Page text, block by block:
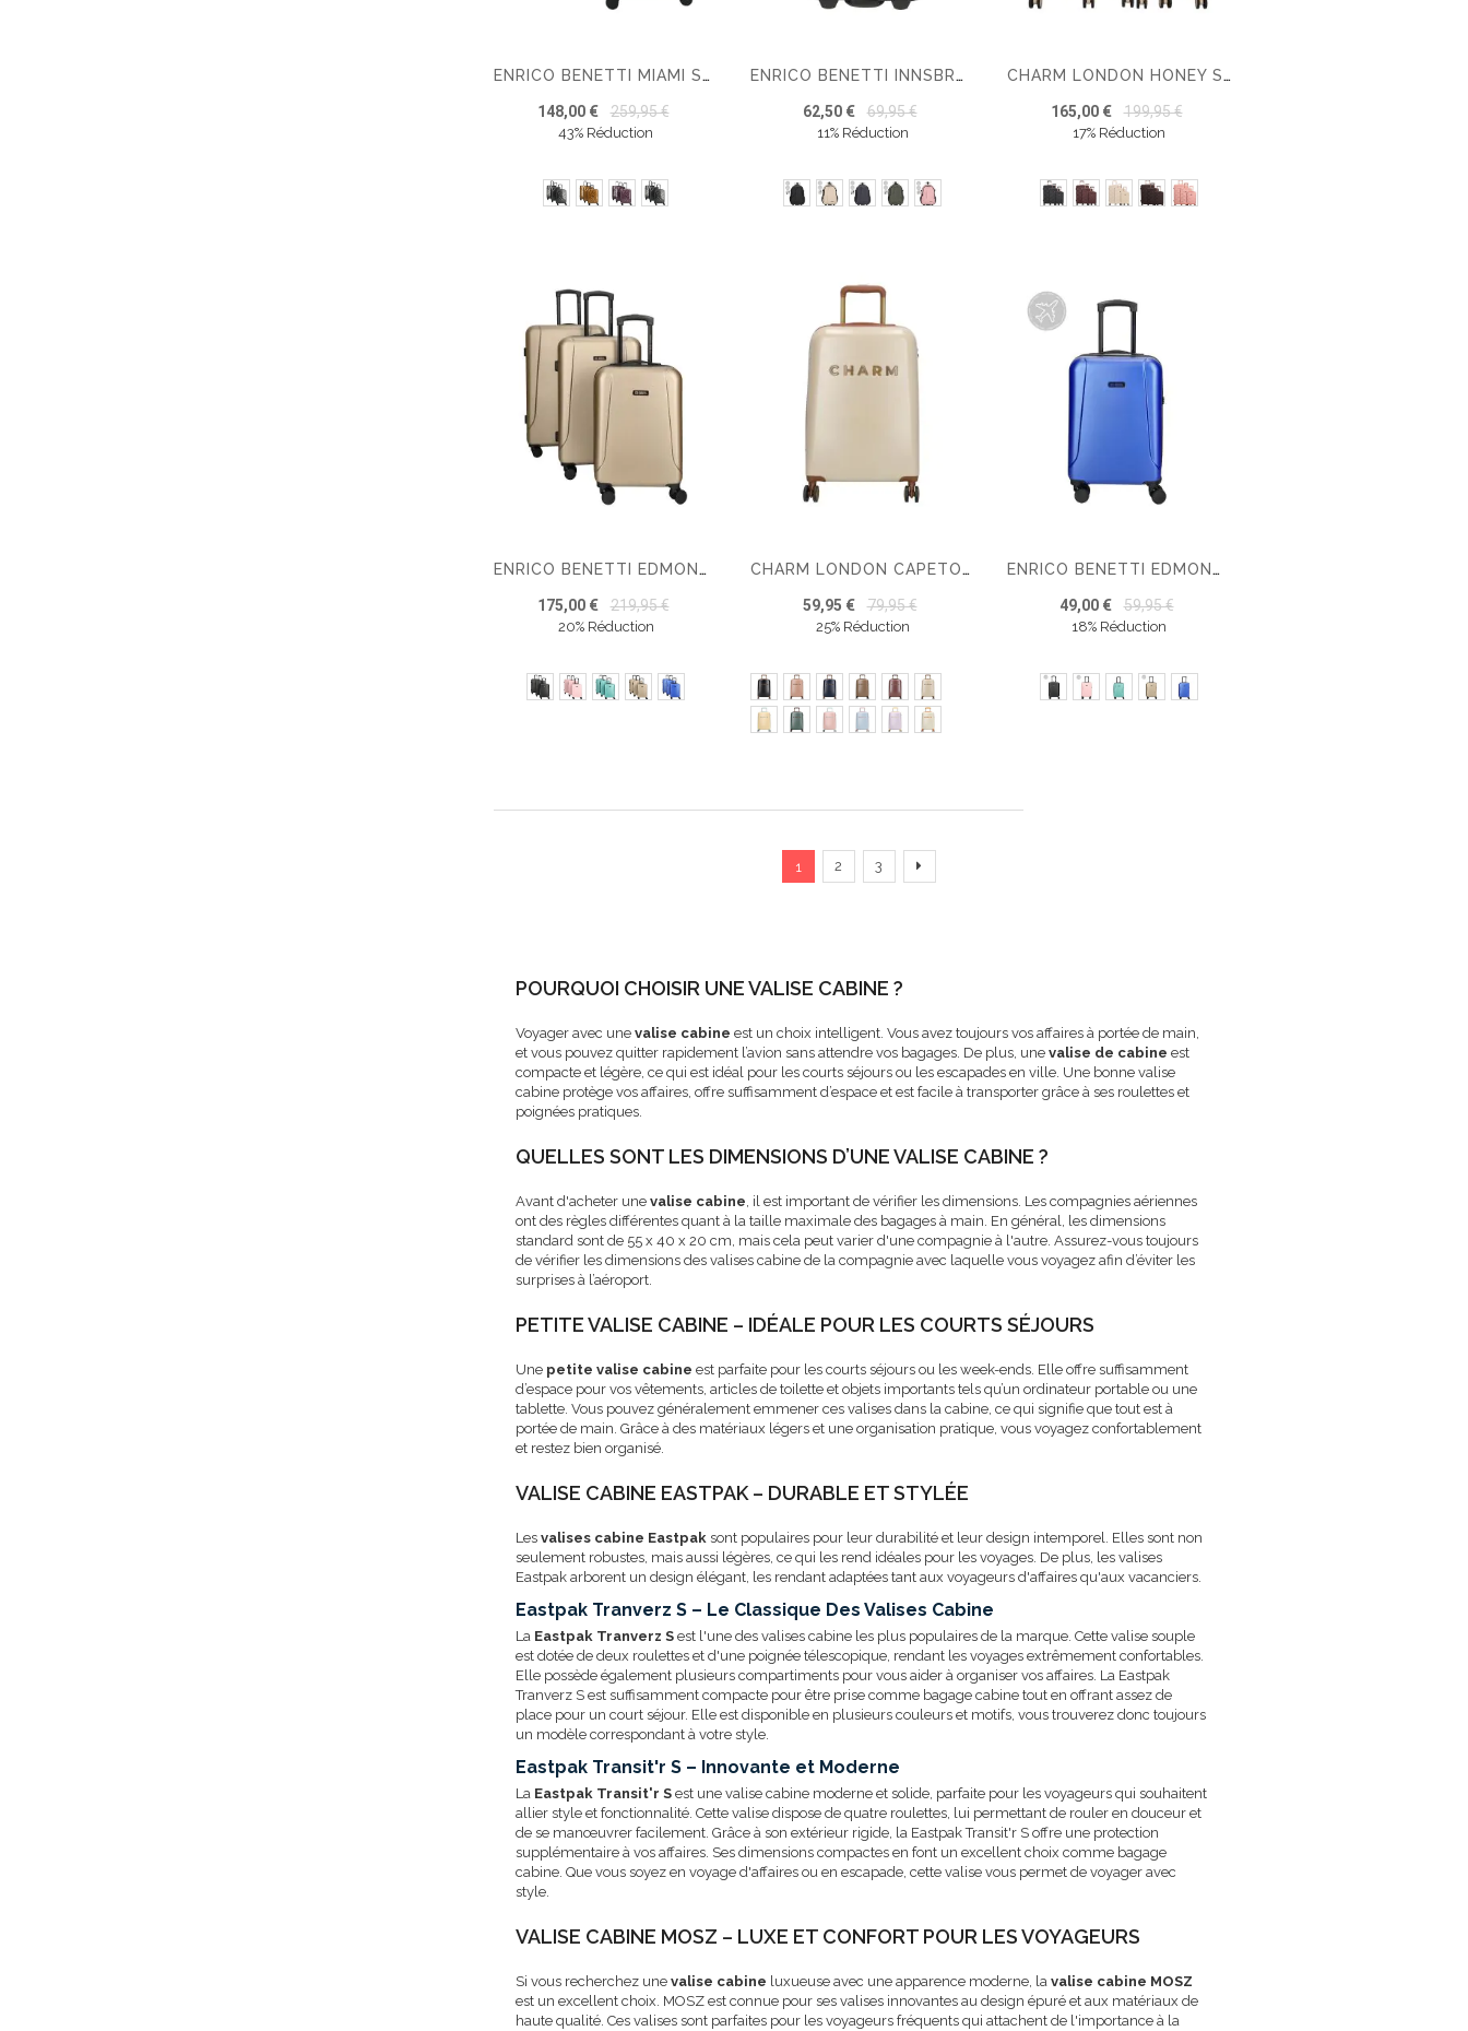
ENRICO BENETTI MIAMI SET DE 3 VALISES
148,00 € 259,95 €
43% Réduction
ENRICO BENETTI INNSBRUCK BACKPACK TROLLEY CABIN LUGGAGE - LAPTOP 17 INCH
62,50 € 69,95 €
11% Réduction
CHARM LONDON HONEY SET DE 3 VALISES
165,00 € 199,95 €
17% Réduction
ENRICO BENETTI EDMONTON SET DE 3 VALISES
175,00 € 219,95 €
20% Réduction
CHARM LONDON CAPETOWN VALISE CABINE 20 INCH
59,95 € 79,95 €
25% Réduction
ENRICO BENETTI EDMONTON CABIN LUGGAGE 55 CM
49,00 € 59,95 €
18% Réduction
Page
Vous lisez actuellement la page
1
Page
2
Page
3
Page
POURQUOI CHOISIR UNE VALISE CABINE ?
Voyager avec une valise cabine est un choix intelligent. Vous avez toujours vos affaires à portée de main,
et vous pouvez quitter rapidement l’avion sans attendre vos bagages. De plus, une valise de cabine est
compacte et légère, ce qui est idéal pour les courts séjours ou les escapades en ville. Une bonne valise
cabine protège vos affaires, offre suffisamment d’espace et est facile à transporter grâce à ses roulettes et
poignées pratiques.
QUELLES SONT LES DIMENSIONS D’UNE VALISE CABINE ?
Avant d'acheter une valise cabine , il est important de vérifier les dimensions. Les compagnies aériennes
ont des règles différentes quant à la taille maximale des bagages à main. En général, les dimensions
standard sont de 55 x 40 x 20 cm, mais cela peut varier d'une compagnie à l'autre. Assurez-vous toujours
de vérifier les dimensions des valises cabine de la compagnie avec laquelle vous voyagez afin d’éviter les
surprises à l’aéroport.
PETITE VALISE CABINE – IDÉALE POUR LES COURTS SÉJOURS
Une petite valise cabine est parfaite pour les courts séjours ou les week-ends. Elle offre suffisamment
d’espace pour vos vêtements, articles de toilette et objets importants tels qu’un ordinateur portable ou une
tablette. Vous pouvez généralement emmener ces valises dans la cabine, ce qui signifie que tout est à
portée de main. Grâce à des matériaux légers et une organisation pratique, vous voyagez confortablement
et restez bien organisé.
VALISE CABINE EASTPAK – DURABLE ET STYLÉE
Les valises cabine Eastpak sont populaires pour leur durabilité et leur design intemporel. Elles sont non
seulement robustes, mais aussi légères, ce qui les rend idéales pour les voyages. De plus, les valises
Eastpak arborent un design élégant, les rendant adaptées tant aux voyageurs d'affaires qu'aux vacanciers.
Eastpak Tranverz S – Le Classique Des Valises Cabine
La Eastpak Tranverz S est l'une des valises cabine les plus populaires de la marque. Cette valise souple
est dotée de deux roulettes et d'une poignée télescopique, rendant les voyages extrêmement confortables.
Elle possède également plusieurs compartiments pour vous aider à organiser vos affaires. La Eastpak
Tranverz S est suffisamment compacte pour être prise comme bagage cabine tout en offrant assez de
place pour un court séjour. Elle est disponible en plusieurs couleurs et motifs, vous trouverez donc toujours
un modèle correspondant à votre style.
Eastpak Transit'r S – Innovante et Moderne
La Eastpak Transit'r S est une valise cabine moderne et solide, parfaite pour les voyageurs qui souhaitent
allier style et fonctionnalité. Cette valise dispose de quatre roulettes, lui permettant de rouler en douceur et
de se manœuvrer facilement. Grâce à son extérieur rigide, la Eastpak Transit'r S offre une protection
supplémentaire à vos affaires. Ses dimensions compactes en font un excellent choix comme bagage
cabine. Que vous soyez en voyage d'affaires ou en escapade, cette valise vous permet de voyager avec
style.
VALISE CABINE MOSZ – LUXE ET CONFORT POUR LES VOYAGEURS
Si vous recherchez une valise cabine luxueuse avec une apparence moderne, la valise cabine MOSZ
est un excellent choix. MOSZ est connue pour ses valises innovantes au design épuré et aux matériaux de
haute qualité. Ces valises sont parfaites pour les voyageurs fréquents qui attachent de l'importance à la